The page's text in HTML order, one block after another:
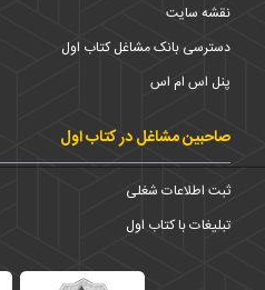
نقشه سایت
دسترسی بانک مشاغل کتاب اول
پنل اس ام اس
صاحبین مشاغل در کتاب اول
ثبت اطلاعات شغلی
تبلیغات با کتاب اول